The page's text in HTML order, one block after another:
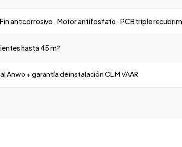
anticorrosivo · Motor antifosfato · PCB triple
hasta 45 m²
Anwo + garantía de instalación CLIM VAAR